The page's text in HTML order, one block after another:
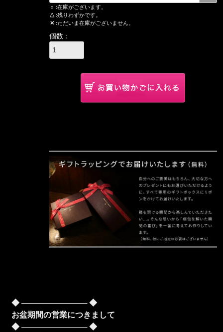
○
在庫がございます。
△ 残りわずかです。
✕ ただいま在庫がございません。
◆ ──────────── ◆
お盆期間の営業につきまして
◆ ──────────── ◆